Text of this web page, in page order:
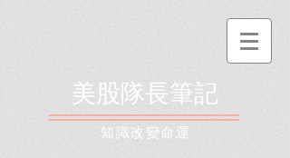
美股隊長筆記
​知識改變命運